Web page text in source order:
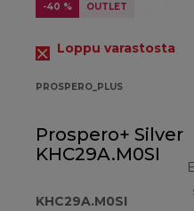
-40 % OUTLET
Loppu varastosta
PROSPERO_PLUS
Prospero+ Silver
KHC29A.M0SI
KHC29A.M0SI